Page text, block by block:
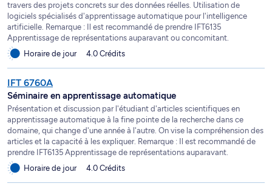
travers des projets concrets sur des données réelles. Utilisation de
logiciels spécialisés d'apprentissage automatique pour l'intelligence
artificielle. Remarque : Il est recommandé de prendre IFT6135
Apprentissage de représentations auparavant ou concomitant.
Horaire de jour
4.0 Crédits
IFT 6760A
Séminaire en apprentissage automatique
Présentation et discussion par l'étudiant d'articles scientifiques en
apprentissage automatique à la fine pointe de la recherche dans ce
domaine, qui change d'une année à l'autre. On vise la compréhension des
articles et la capacité à les expliquer. Remarque : Il est recommandé de
prendre IFT6135 Apprentissage de représentations auparavant.
Horaire de jour
4.0 Crédits